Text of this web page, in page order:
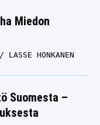
Miedon
LASSE HONKANEN
Suomesta –